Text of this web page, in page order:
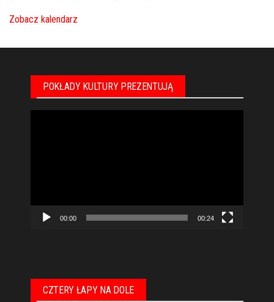
Zobacz kalendarz
POKŁADY KULTURY PREZENTUJĄ
00:00 00:24
CZTERY ŁAPY NA DOLE